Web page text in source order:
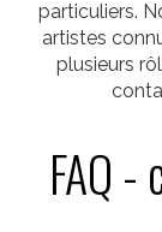
particuliers.
artistes
plusieurs
FAQ -